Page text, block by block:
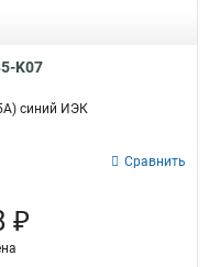
K07
синий ИЭК
Сравнить
₽